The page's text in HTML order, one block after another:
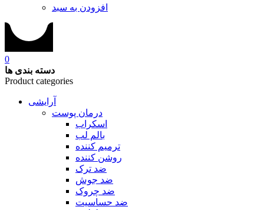
افزودن به سبد
0
دسته بندی ها
Product categories
آرایشی
درمان پوست
اسکراب
بالم لب
ترمیم کننده
روشن کننده
ضد ترک
ضد جوش
ضد چروک
ضد حساسیت